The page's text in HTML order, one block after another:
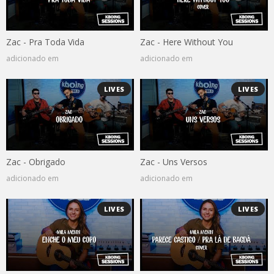
Zac - Pra Toda Vida
adicionado em
Zac - Here Without You
adicionado em
LIVES
Zac - Obrigado
adicionado em
LIVES
Zac - Uns Versos
adicionado em
LIVES LIVES